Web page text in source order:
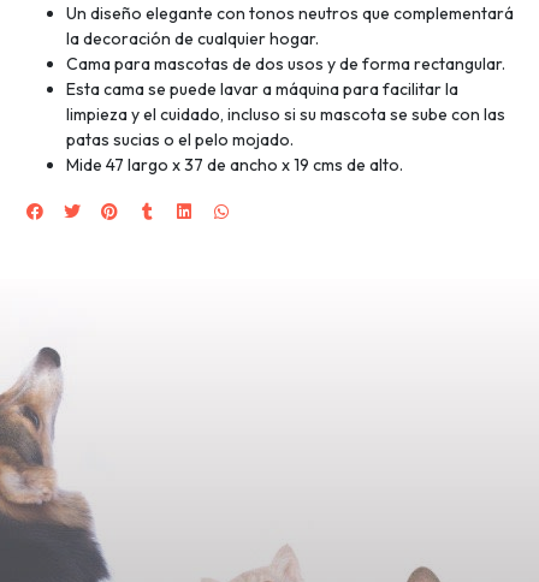
Un diseño elegante con tonos neutros que complementará
la decoración de cualquier hogar.
Cama para mascotas de dos usos y de forma rectangular.
Esta cama se puede lavar a máquina para facilitar la
limpieza y el cuidado, incluso si su mascota se sube con las
patas sucias o el pelo mojado.
Mide 47 largo x 37 de ancho x 19 cms de alto.